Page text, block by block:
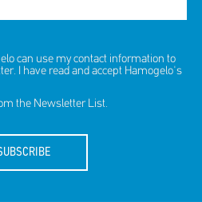
can use my contact information to
I have read and accept Hamogelo's
the Newsletter List.